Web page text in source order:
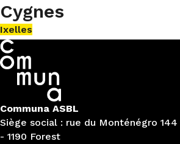
Cygnes
Ixelles
Communa ASBL
Siège social : rue du Monténégro 144
- 1190 Forest